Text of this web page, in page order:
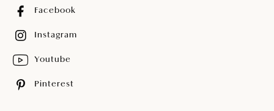
Facebook
Instagram
Youtube
Pinterest